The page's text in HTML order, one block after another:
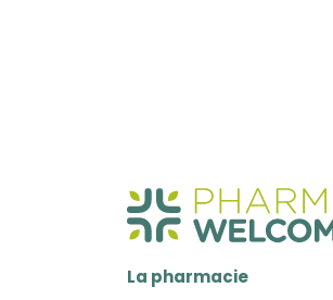
La pharmacie